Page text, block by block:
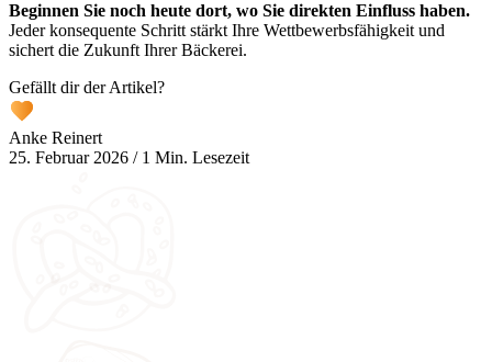
Beginnen Sie noch heute dort, wo Sie direkten Einfluss haben.
Jeder konsequente Schritt stärkt Ihre Wettbewerbsfähigkeit und
sichert die Zukunft Ihrer Bäckerei.
Gefällt dir der Artikel?
Anke Reinert
25. Februar 2026 /1 Min. Lesezeit